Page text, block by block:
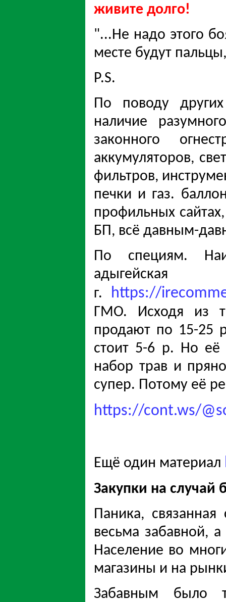
живите долго!
"...Не надо этого
месте будут
Р.S.
По поводу
наличие
законного
аккумуляторов,
фильтров,
печки и газ.
профильных
БП, всё давным-
По специям.
г. https://
ГМО. Исходя из
продают по 15-25
стоит 5-6 р. Но её
набор трав и
супер. Потому её
https://cont.ws/
Ещё один материал
Закупки на
Паника,
весьма забавной,
Население во
магазины и на
Забавным было